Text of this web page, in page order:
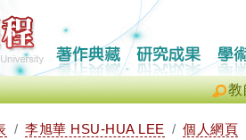
教
李旭華 HSU-HUA LEE 個人網頁